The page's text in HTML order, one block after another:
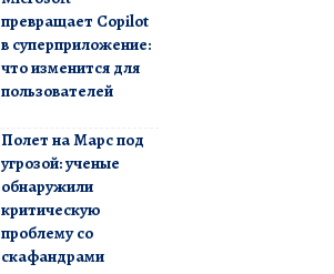
превращает Copilot
в суперприложение:
что изменится для
пользователей
Полет на Марс под
угрозой: ученые
обнаружили
критическую
проблему со
скафандрами